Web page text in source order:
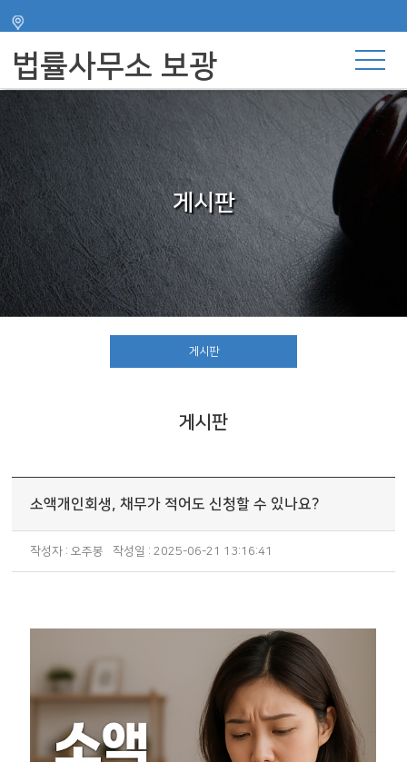
법률사무소 보광
게시판
게시판
게시판
소액개인회생, 채무가 적어도 신청할 수 있나요?
작성자 : 오주봉 작성일 : 2025-06-21 13:16:41